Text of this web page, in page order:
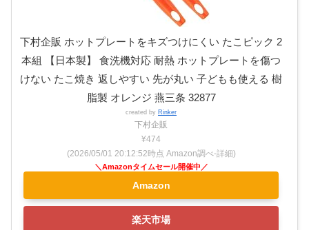
下村企販 ホットプレートをキズつけにくい たこピック 2
本組 【日本製】 食洗機対応 耐熱 ホットプレートを傷つ
けない たこ焼き 返しやすい 先が丸い 子どもも使える 樹
脂製 オレンジ 燕三条 32877
created by Rinker
下村企販
¥474
(2026/05/01 20:12:52時点 Amazon調べ-詳細)
Amazon
楽天市場